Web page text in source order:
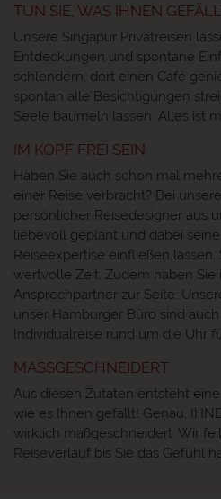
TUN SIE, WAS IHNEN
Unsere Singapur Privatreisen
Entdeckungen und spontane
schlendern, dort einen Café
spontan alle Besichtigungen
Seele baumeln lassen. Alles ist
IM KOPF FREI SEIN
Haben Sie auch schon mal
einer Reise verbracht? Bei
persönlicher Reisedesigner aus
liebevoll geplant und dabei
Reiseexpertise einfließen lassen.
wertvolle Zeit. Zudem haben Sie
Ansprechpartner zur Seite:
unser Hamburger Büro sind
Individualreise rund um die Uhr
MASSGESCHNEIDERT
Aus diesen Zutaten entsteht
wie es Ihnen gefällt! Genau,
wirklich maßgeschneidert. Wir
Reiseverlauf bis Sie das Gefühl